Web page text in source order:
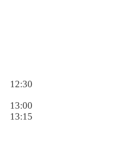
12:30
13:00
13:15